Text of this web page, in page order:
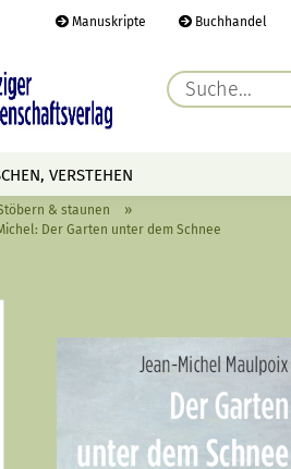
Manuskripte Buchhandel
VERSTEHEN
TERMINE HÖREN & SEHEN
& staunen »
Der Garten unter dem Schnee